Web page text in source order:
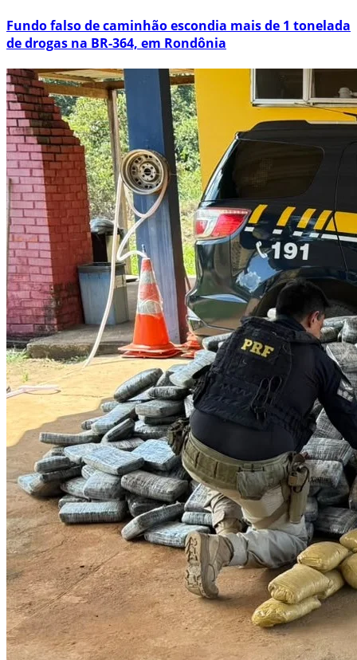
Fundo falso de caminhão escondia mais de 1 tonelada
de drogas na BR-364, em Rondônia